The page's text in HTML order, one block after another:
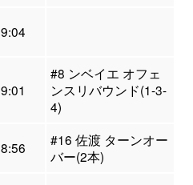
9:04
9:01
#8 ンベイエ オフェ
ンスリバウンド(1-3-
4)
8:56
#16 佐渡 ターンオー
バー(2本)